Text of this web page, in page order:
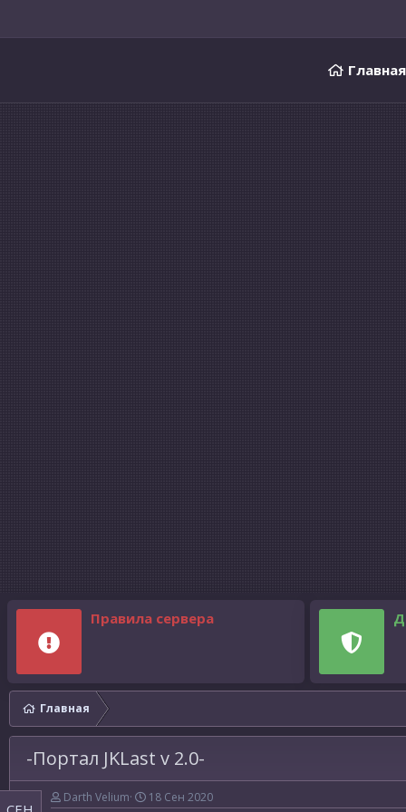
Главная
Правила сервера
Главная
-Портал JKLast v 2.0-
Darth Velium 18 Сен 2020